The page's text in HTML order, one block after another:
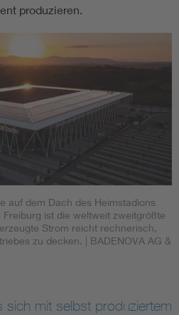
produzieren.
auf dem Dach des Heimstadions
ist die weltweit zweitgrößte
Strom reicht rechnerisch,
zu decken. | BADENOVA AG &
sich mit selbst produziertem